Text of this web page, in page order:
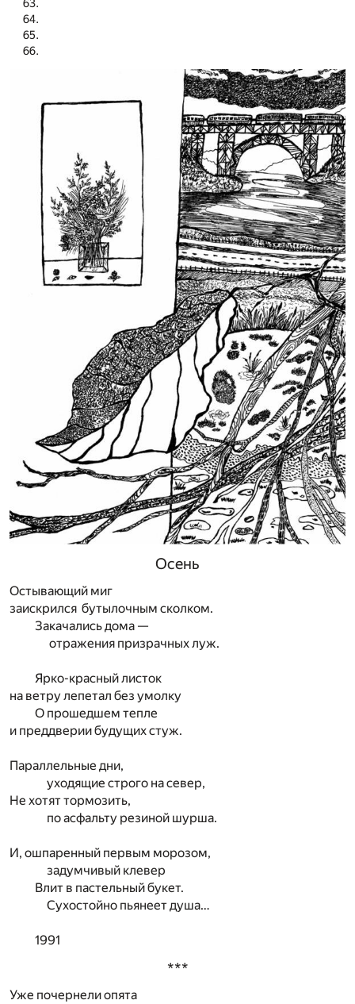
Осень
Остывающий миг
заискрился бутылочным сколком.
Закачались дома —
отражения призрачных луж.
Ярко-красный листок
на ветру лепетал без умолку
О прошедшем тепле
и преддверии будущих стуж.
Параллельные дни,
уходящие строго на север,
Не хотят тормозить,
по асфальту резиной шурша.
И, ошпаренный первым морозом,
задумчивый клевер
Влит в пастельный букет.
Сухостойно пьянеет душа…
1991
***
Уже почернели опята